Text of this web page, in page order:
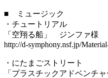
■ ミュージック
・チュートリアル
「空翔る船」 ジンファ様
http://d-symphony.nsf.jp/
・にたまごストリート
「プラスチックアドベンチ